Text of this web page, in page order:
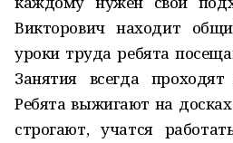
Викторович находит
уроки труда ребята
Занятия всегда
Ребята выжигают на
строгают, учатся